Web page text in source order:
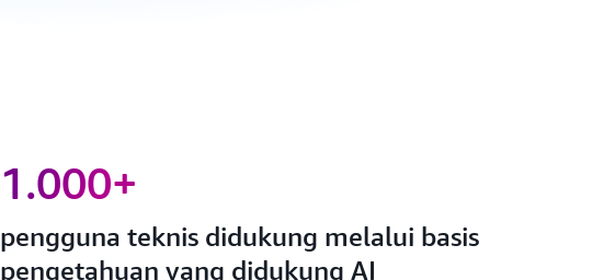
1.000+
pengguna teknis didukung melalui basis
pengetahuan yang didukung AI